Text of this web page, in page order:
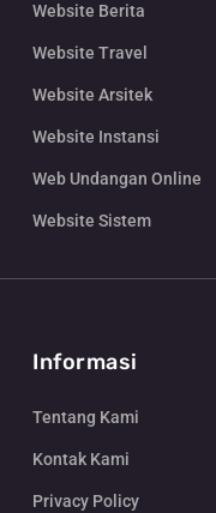
Website Berita
Website Travel
Website Arsitek
Website Instansi
Web Undangan Online
Website Sistem
Informasi
Tentang Kami
Kontak Kami
Privacy Policy